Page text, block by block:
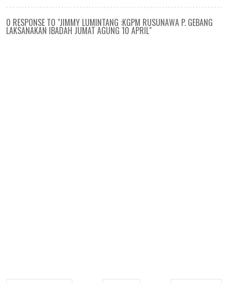
0 RESPONSE TO "JIMMY LUMINTANG :KGPM RUSUNAWA P. GEBANG
LAKSANAKAN IBADAH JUMAT AGUNG 10 APRIL"